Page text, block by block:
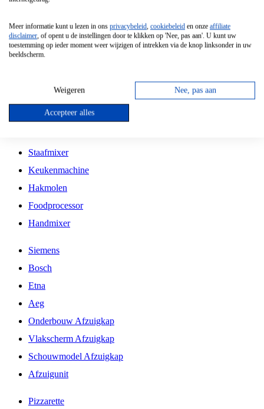
Vrijstaande Magnetron
Vrijstaande Kookplaat
Inbouw Gaskookplaat
Inbouw Keramische Kookplaat
Kookplaat Accessoires
Staafmixer
Keukenmachine
Hakmolen
Foodprocessor
Handmixer
Siemens
Bosch
Etna
Aeg
Onderbouw Afzuigkap
Vlakscherm Afzuigkap
Schouwmodel Afzuigkap
Afzuigunit
Pizzarette
Meer informatie kunt u lezen in ons privacybeleid, cookiebeleid en onze affiliate
disclaimer, of opent u de instellingen door te klikken op 'Nee, pas aan'. U kunt uw
toestemming op ieder moment weer wijzigen of intrekken via de knop linksonder in uw
beeldscherm.
Weigeren Nee, pas aan
Accepteer alles